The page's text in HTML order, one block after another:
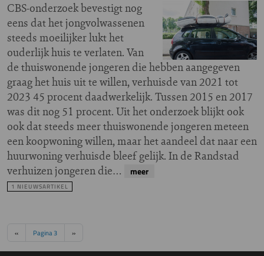
CBS-onderzoek bevestigt nog
eens dat het jongvolwassenen
steeds moeilijker lukt het
ouderlijk huis te verlaten. Van
de thuiswonende jongeren die hebben aangegeven
graag het huis uit te willen, verhuisde van 2021 tot
2023 45 procent daadwerkelijk. Tussen 2015 en 2017
was dit nog 51 procent. Uit het onderzoek blijkt ook
ook dat steeds meer thuiswonende jongeren meteen
een koopwoning willen, maar het aandeel dat naar een
huurwoning verhuisde bleef gelijk. In de Randstad
verhuizen jongeren die…
meer
1 NIEUWSARTIKEL
Paginering
Vorige pagina
‹‹ Pagina 3 Volgende pagina
››